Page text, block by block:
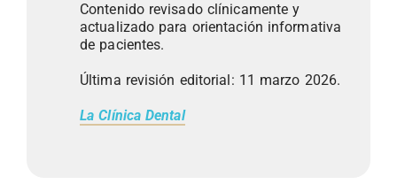
Contenido revisado clínicamente y
actualizado para orientación informativa
de pacientes.
Última revisión editorial: 11 marzo 2026.
La Clínica Dental